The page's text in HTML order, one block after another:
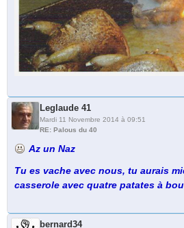
Leglaude 41
Mardi 11 Novembre 2014 à 09:51
RE: Palous du 40
Az un Naz
Tu es vache avec nous, tu aurais
casserole avec quatre patates à
bernard34